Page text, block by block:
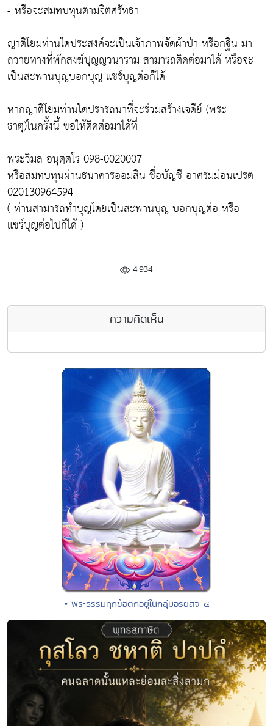
- หรือจะสมทบทุนตามจิตศรัทธา
ญาติโยมท่านใดประสงค์จะเป็นเจ้าภาพจัดผ้าป่า หรือกฐิน มา
ถวายทางที่พักสงฆ์ปุญญวนาราม สามารถติดต่อมาได้ หรือจะ
เป็นสะพานบุญบอกบุญ แชร์บุญต่อก็ได้
หากญาติโยมท่านใดปรารถนาที่จะร่วมสร้างเจดีย์ (พระ
ธาตุ)ในครั้งนี้ ขอให้ติดต่อมาได้ที่
พระวิมล อนุตฺตโร 098-0020007
หรือสมทบทุนผ่านธนาคารออมสิน ชื่อบัญชี อาศรมม่อนเปรต
020130964594
( ท่านสามารถทำบุญโดยเป็นสะพานบุญ บอกบุญต่อ หรือ
แชร์บุญต่อไปก็ได้ )
4,934
ความคิดเห็น
• พระธรรมทุกข้อตกอยู่ในกลุ่มอริยสัจ ๔